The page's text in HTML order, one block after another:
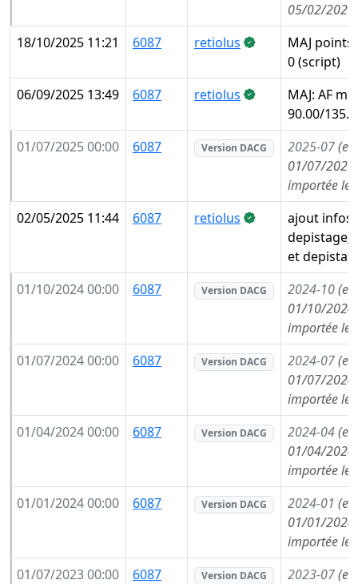
05/02/2026)
18/10/2025 11:21
6087 retiolus
MAJ
0 (script)
06/09/2025 13:49
6087 retiolus
MAJ: AF
90.00/
01/07/2025 00:00
6087 Version DACG 2025-07
01/07/
importée le
02/05/2025 11:44
6087 retiolus
ajout infos
et
01/10/2024 00:00
6087 Version DACG 2024-10
01/10/
importée le
01/07/2024 00:00
6087 Version DACG 2024-07
01/07/
importée le
01/04/2024 00:00
6087 Version DACG 2024-04
01/04/
importée le
01/01/2024 00:00
6087 Version DACG 2024-01
01/01/
importée le
01/07/2023 00:00
6087 Version DACG 2023-07